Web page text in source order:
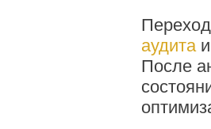
аудита
После